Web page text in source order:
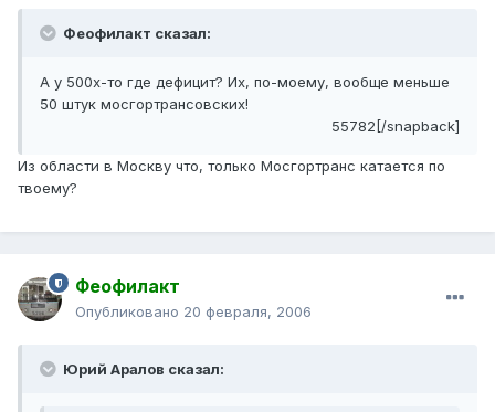
Феофилакт сказал:
А у 500х-то где дефицит? Их, по-моему, вообще меньше
50 штук мосгортрансовских!
55782[/snapback]
Из области в Москву что, только Мосгортранс катается по
твоему?
Феофилакт
Опубликовано 20 февраля, 2006
Юрий Аралов сказал: